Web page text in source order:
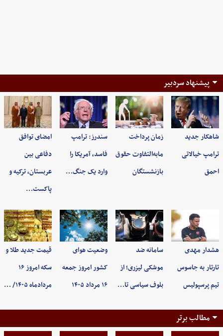
پیشنهاد سردبیر
شاهکار جدید
ترامپ خیالاتی
احمق
زمان پرداخت
مابه‌التفاوت حقوق
بازنشستگان
سندرز: ترامپ
فاسد، آمریکا را
وارد یک جنگ…
امضای توافق
دفاعی بین
عربستان، ترکیه و
پاکست…
هشدار مهدی
تارتار به جاسوس
تیم پرسپولیس
سامانه ضد
موشکی لیزری؛ از
بلوف سیاسی تا…
وضعیت هوای
کشور امروز جمعه
۱۶ مرداد ۱۴۰۵
قیمت جدید طلا و
سکه امروز ۱۶
مردادماه ۱۴۰۵/ …
مطالب برتر